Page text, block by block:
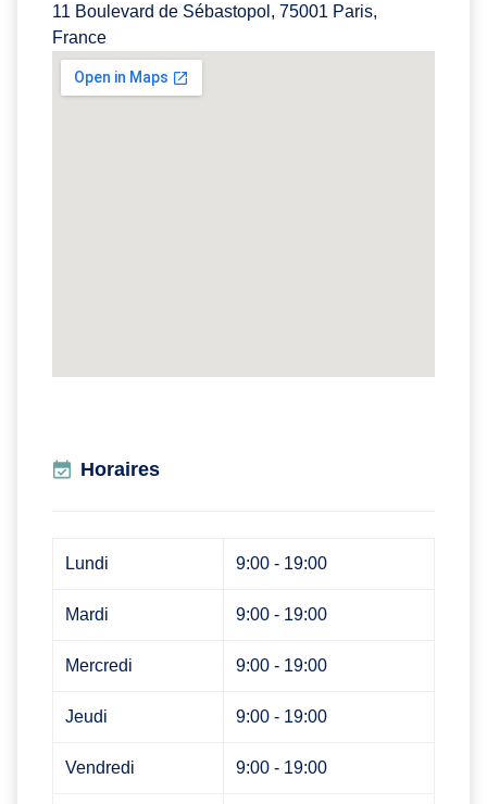
11 Boulevard de Sébastopol, 75001 Paris,
France
Horaires
Lundi 9:00 - 19:00
Mardi 9:00 - 19:00
Mercredi 9:00 - 19:00
Jeudi 9:00 - 19:00
Vendredi 9:00 - 19:00